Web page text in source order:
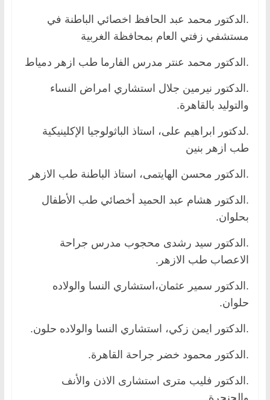
.الدكتور محمد عبد الحافظ اخصائي الباطنة في
مستشفي زفتي العام بمحافظة الغربية
.الدكتور محمد عنتر مدرس الفارما طب ازهر دمياط
.الدكتور نيرمين جلال استشاري امراض النساء
والتوليد بالقاهرة.
.لدكتور ابراهيم على، استاذ الباثولوجيا الإكلينيكية
طب ازهر بنين
.الدكتور محسن الهايتمى، استاذ الباطنة طب الازهر
.الدكتور هشام عبد الحميد أخصائي طب الأطفال
بحلوان.
.الدكتور سيد رشدى محجوب مدرس جراحة
الاعصاب طب الازهر.
.الدكتور سمير عثمان،استشاري النسا والولاده
حلوان.
.الدكتور ايمن زكي، استشاري النسا والولاده حلون.
.الدكتور محمود خضر جراحة القاهرة.
.الدكتور فليب مترى استشارى الاذن والأنف
والحنجرة.